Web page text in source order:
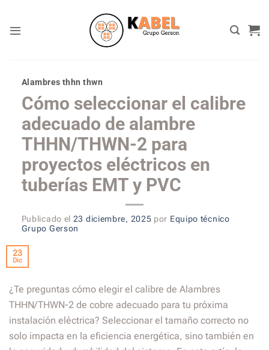
content
Alambres thhn thwn
Cómo seleccionar el calibre
adecuado de alambre
THHN/THWN-2 para
proyectos eléctricos en
tuberías EMT y PVC
Publicado el 23 diciembre, 2025 por Equipo técnico
Grupo Gerson
23
Dic
¿Te preguntas cómo elegir el calibre de Alambres
THHN/THWN-2 de cobre adecuado para tu próxima
instalación eléctrica? Seleccionar el tamaño correcto no
solo impacta en la eficiencia energética, sino también en